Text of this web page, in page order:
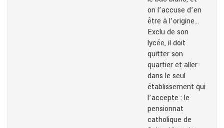
on l’accuse d’en
être à l’origine…
Exclu de son
lycée, il doit
quitter son
quartier et aller
dans le seul
établissement qui
l’accepte : le
pensionnat
catholique de